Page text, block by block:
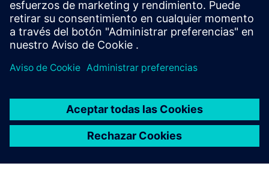
garantías, expresas o implícitas, con respecto a esta
publicación, incluidas las garantías de comerciabilidad o
idoneidad para un propósito determinado. GARTNER es una
marca comercial de Gartner, Inc. y/o sus filiales.